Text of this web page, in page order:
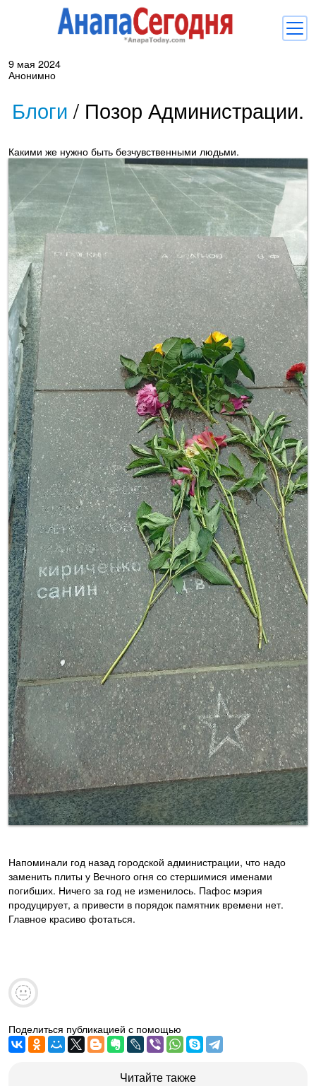
Комментарии
Балачка
Об Анапе
Библиотека
Регистрация и Вход
9 мая 2024
Анонимно
Блоги / Позор Администрации.
Какими же нужно быть безчувственными людьми.
Напоминали год назад городской администрации, что надо
заменить плиты у Вечного огня со стершимися именами
погибших. Ничего за год не изменилось. Пафос мэрия
продуцирует, а привести в порядок памятник времени нет.
Главное красиво фотаться.
Поделиться публикацией с помощью
Читайте также